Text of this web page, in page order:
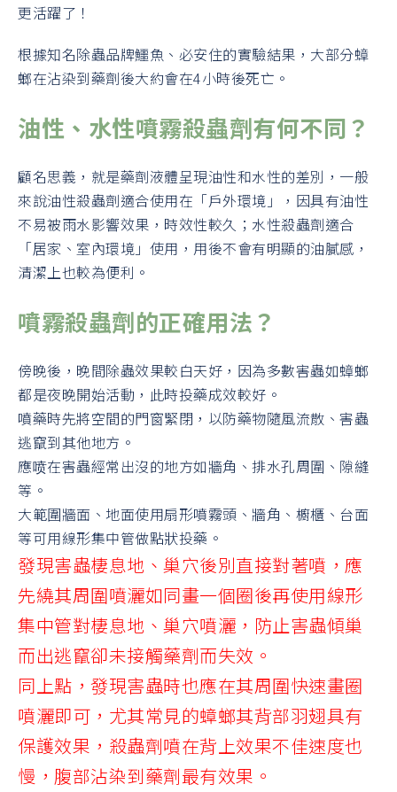
更活躍了！
根據知名除蟲品牌鱷魚、必安住的實驗結果，大部分蟑
螂在沾染到藥劑後大約會在4小時後死亡。
油性、水性噴霧殺蟲劑有何不同？
顧名思義，就是藥劑液體呈現油性和水性的差別，一般
來說油性殺蟲劑適合使用在「戶外環境」，因具有油性
不易被雨水影響效果，時效性較久；水性殺蟲劑適合
「居家、室內環境」使用，用後不會有明顯的油膩感，
清潔上也較為便利。
噴霧殺蟲劑的正確用法？
傍晚後，晚間除蟲效果較白天好，因為多數害蟲如蟑螂
都是夜晚開始活動，此時投藥成效較好。
噴藥時先將空間的門窗緊閉，以防藥物隨風流散、害蟲
逃竄到其他地方。
應喷在害蟲經常出沒的地方如牆角、排水孔周圍、隙縫
等。
大範圍牆面、地面使用扇形噴霧頭、牆角、櫥櫃、台面
等可用線形集中管做點狀投藥。
發現害蟲棲息地、巢穴後別直接對著噴，應
先繞其周圍噴灑如同畫一個圈後再使用線形
集中管對棲息地、巢穴噴灑，防止害蟲傾巢
而出逃竄卻未接觸藥劑而失效。
同上點，發現害蟲時也應在其周圍快速畫圈
噴灑即可，尤其常見的蟑螂其背部羽翅具有
保護效果，殺蟲劑噴在背上效果不佳速度也
慢，腹部沾染到藥劑最有效果。